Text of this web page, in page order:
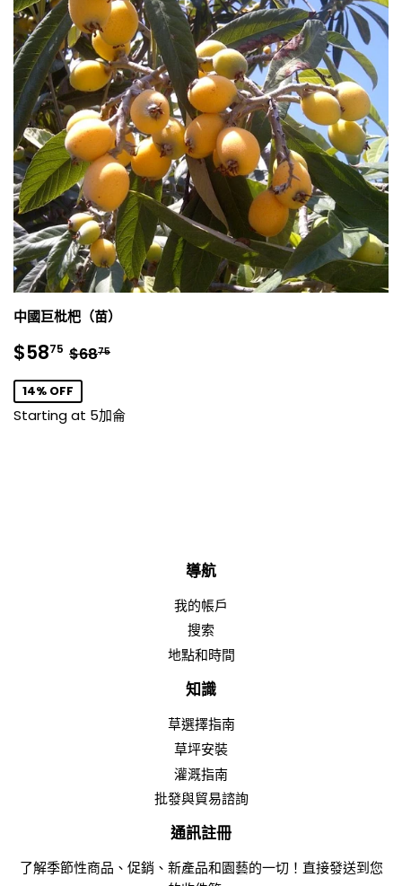
中國巨枇杷（苗）
銷
售
價
格
$5875 $58.75
正常價格
$6875
14% OFF
Starting at 5加侖
導航
我的帳戶
搜索
地點和時間
知識
草選擇指南
草坪安裝
灌溉指南
批發與貿易諮詢
通訊註冊
了解季節性商品、促銷、新產品和園藝的一切！直接發送到您